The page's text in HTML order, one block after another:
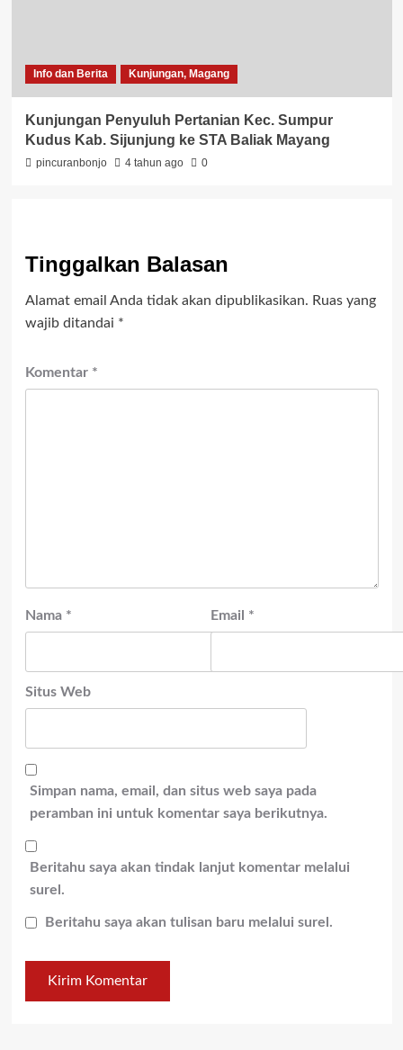
Info dan Berita Kunjungan, Magang
Kunjungan Penyuluh Pertanian Kec. Sumpur
Kudus Kab. Sijunjung ke STA Baliak Mayang
pincuranbonjo 4 tahun ago 0
Tinggalkan Balasan
Alamat email Anda tidak akan dipublikasikan. Ruas yang
wajib ditandai *
Komentar *
Nama * Email *
Situs Web
Simpan nama, email, dan situs web saya pada
peramban ini untuk komentar saya berikutnya.
Beritahu saya akan tindak lanjut komentar melalui
surel.
Beritahu saya akan tulisan baru melalui surel.